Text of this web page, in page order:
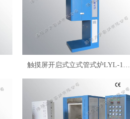
触摸屏开启式立式管式炉LYL-18MLQ